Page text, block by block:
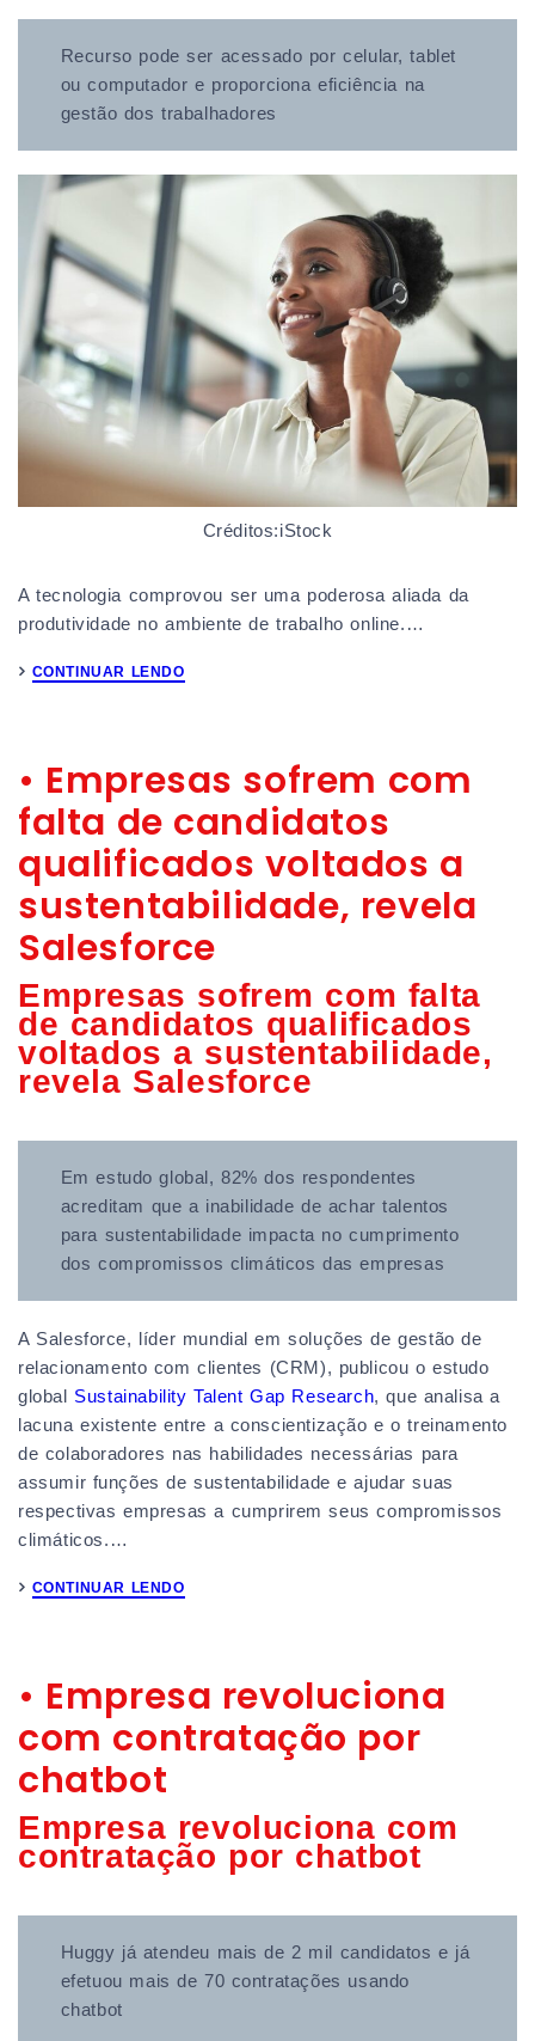
Recurso pode ser acessado por celular, tablet
ou computador e proporciona eficiência na
gestão dos trabalhadores
Créditos:iStock
A tecnologia comprovou ser uma poderosa aliada da
produtividade no ambiente de trabalho online.…
CONTINUAR LENDO
• Empresas sofrem com
falta de candidatos
qualificados voltados a
sustentabilidade, revela
Salesforce
Empresas sofrem com falta
de candidatos qualificados
voltados a sustentabilidade,
revela Salesforce
Em estudo global, 82% dos respondentes
acreditam que a inabilidade de achar talentos
para sustentabilidade impacta no cumprimento
dos compromissos climáticos das empresas
A Salesforce, líder mundial em soluções de gestão de
relacionamento com clientes (CRM), publicou o estudo
global Sustainability Talent Gap Research, que analisa a
lacuna existente entre a conscientização e o treinamento
de colaboradores nas habilidades necessárias para
assumir funções de sustentabilidade e ajudar suas
respectivas empresas a cumprirem seus compromissos
climáticos.…
CONTINUAR LENDO
• Empresa revoluciona
com contratação por
chatbot
Empresa revoluciona com
contratação por chatbot
Huggy já atendeu mais de 2 mil candidatos e já
efetuou mais de 70 contratações usando
chatbot